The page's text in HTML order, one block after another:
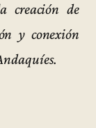
creación de
y conexión